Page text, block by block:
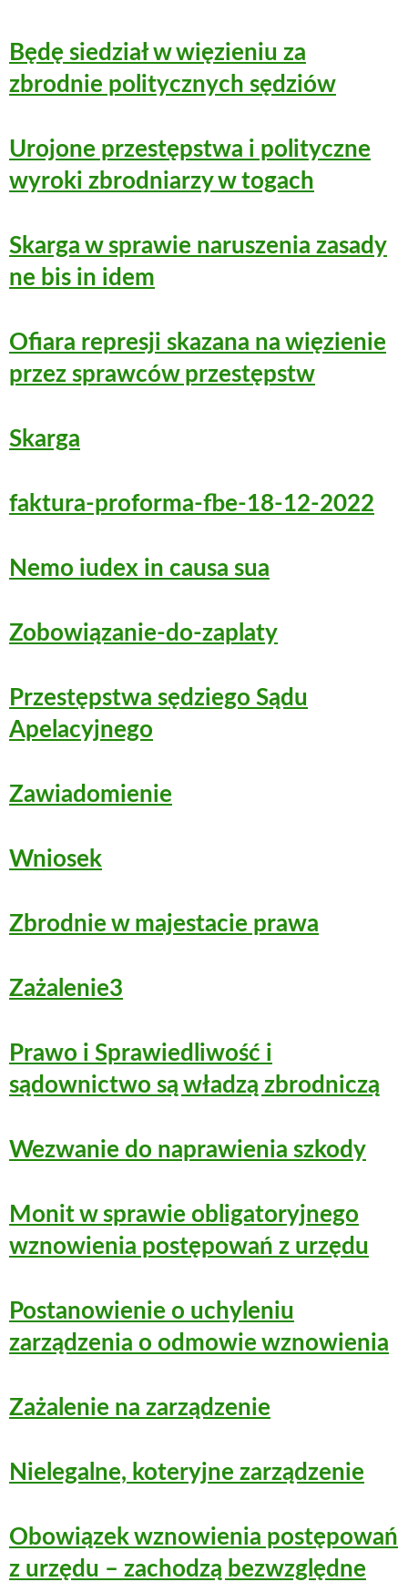
Będę siedział w więzieniu za
zbrodnie politycznych sędziów
Urojone przestępstwa i polityczne
wyroki zbrodniarzy w togach
Skarga w sprawie naruszenia zasady
ne bis in idem
Ofiara represji skazana na więzienie
przez sprawców przestępstw
Skarga
faktura-proforma-fbe-18-12-2022
Nemo iudex in causa sua
Zobowiązanie-do-zaplaty
Przestępstwa sędziego Sądu
Apelacyjnego
Zawiadomienie
Wniosek
Zbrodnie w majestacie prawa
Zażalenie3
Prawo i Sprawiedliwość i
sądownictwo są władzą zbrodniczą
Wezwanie do naprawienia szkody
Monit w sprawie obligatoryjnego
wznowienia postępowań z urzędu
Postanowienie o uchyleniu
zarządzenia o odmowie wznowienia
Zażalenie na zarządzenie
Nielegalne, koteryjne zarządzenie
Obowiązek wznowienia postępowań
z urzędu – zachodzą bezwzględne